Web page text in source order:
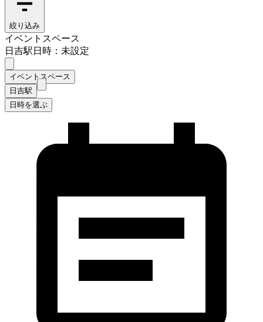
絞り込み
イベントスペース
日吉駅日時：未設定
イベントスペース
日吉駅
日時を選ぶ